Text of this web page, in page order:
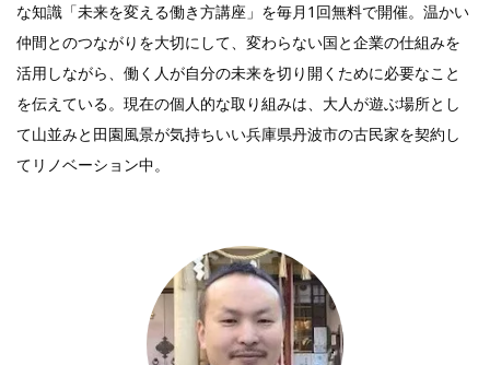
な知識「未来を変える働き方講座」を毎月1回無料で開催。温かい
仲間とのつながりを大切にして、変わらない国と企業の仕組みを
活用しながら、働く人が自分の未来を切り開くために必要なこと
を伝えている。現在の個人的な取り組みは、大人が遊ぶ場所とし
て山並みと田園風景が気持ちいい兵庫県丹波市の古民家を契約し
てリノベーション中。